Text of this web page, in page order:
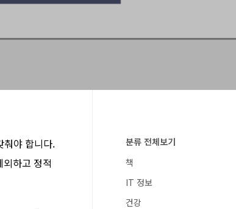
춰야 합니다.
하고 정적
분류 전체보기
책
IT 정보
건강